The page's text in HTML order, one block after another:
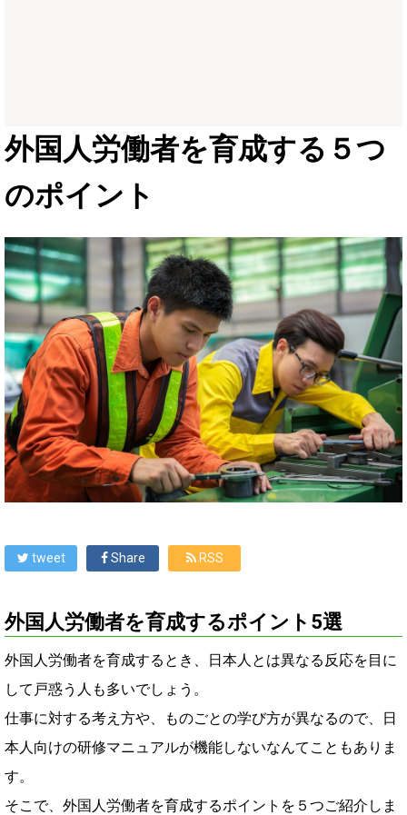
外国人労働者を育成する５つ
のポイント
tweet Share RSS
外国人労働者を育成するポイント5選
外国人労働者を育成するとき、日本人とは異なる反応を目に
して戸惑う人も多いでしょう。
仕事に対する考え方や、ものごとの学び方が異なるので、日
本人向けの研修マニュアルが機能しないなんてこともありま
す。
そこで、外国人労働者を育成するポイントを５つご紹介しま